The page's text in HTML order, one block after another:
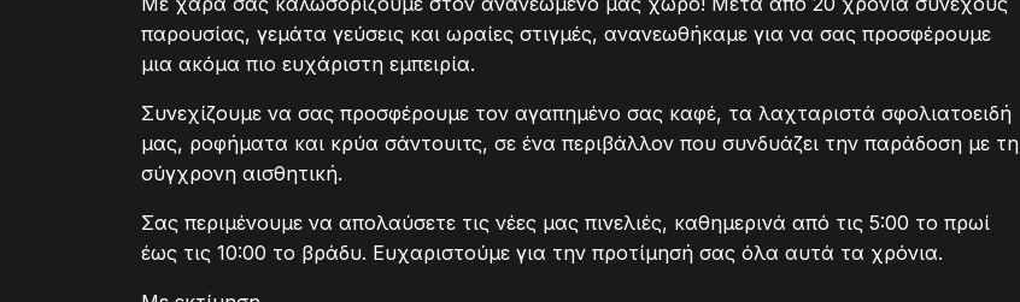
παρουσίας, γεμάτα γεύσεις και ωραίες στιγμές, ανανεωθήκαμε για να σας προσφέρουμε
μια ακόμα πιο ευχάριστη εμπειρία.
Συνεχίζουμε να σας προσφέρουμε τον αγαπημένο σας καφέ, τα λαχταριστά σφολιατοειδή
μας, ροφήματα και κρύα σάντουιτς, σε ένα περιβάλλον που συνδυάζει την παράδοση με τη
σύγχρονη αισθητική.
Σας περιμένουμε να απολαύσετε τις νέες μας πινελιές, καθημερινά από τις 5:00 το πρωί
έως τις 10:00 το βράδυ. Ευχαριστούμε για την προτίμησή σας όλα αυτά τα χρόνια.